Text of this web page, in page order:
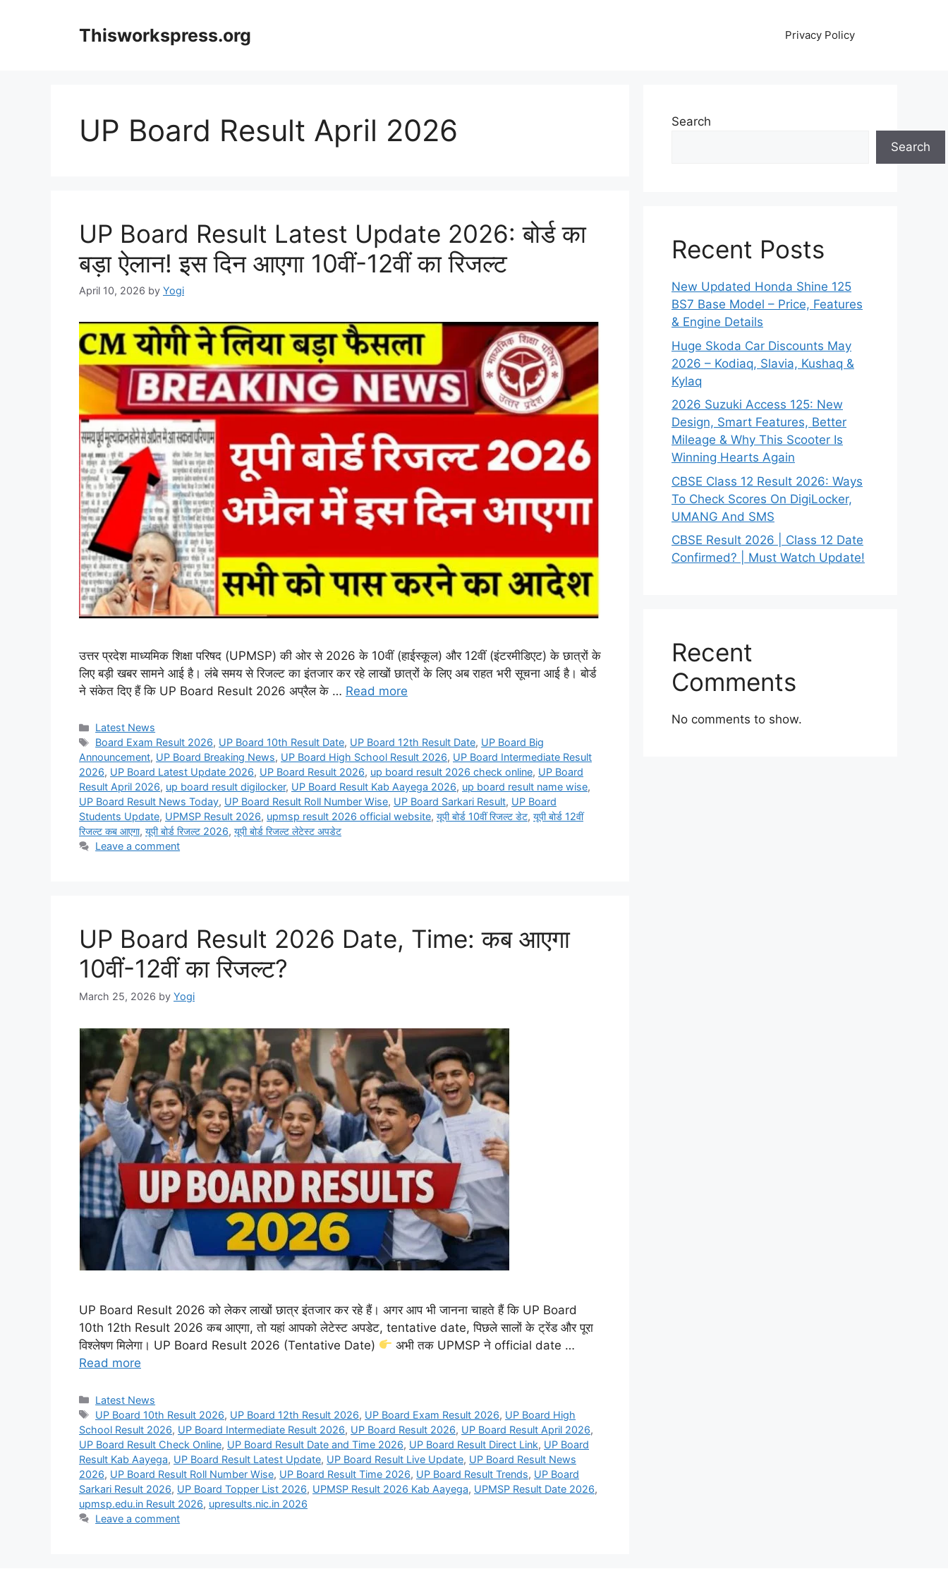
Thisworkspress.org Privacy Policy
UP Board Result April 2026
UP Board Result Latest Update 2026: बोर्ड का
बड़ा ऐलान! इस दिन आएगा 10वीं-12वीं का रिजल्ट
April 10, 2026 by Yogi
उत्तर प्रदेश माध्यमिक शिक्षा परिषद (UPMSP) की ओर से 2026 के 10वीं (हाईस्कूल) और 12वीं (इंटरमीडिएट) के छात्रों के
लिए बड़ी खबर सामने आई है। लंबे समय से रिजल्ट का इंतजार कर रहे लाखों छात्रों के लिए अब राहत भरी सूचना आई है। बोर्ड
ने संकेत दिए हैं कि UP Board Result 2026 अप्रैल के … Read more
Categories
Latest News
Tags
Board Exam Result 2026, UP Board 10th Result Date, UP Board 12th Result Date, UP Board Big
Announcement, UP Board Breaking News, UP Board High School Result 2026, UP Board Intermediate Result
2026, UP Board Latest Update 2026, UP Board Result 2026, up board result 2026 check online, UP Board
Result April 2026, up board result digilocker, UP Board Result Kab Aayega 2026, up board result name wise,
UP Board Result News Today, UP Board Result Roll Number Wise, UP Board Sarkari Result, UP Board
Students Update, UPMSP Result 2026, upmsp result 2026 official website, यूपी बोर्ड 10वीं रिजल्ट डेट, यूपी बोर्ड 12वीं
रिजल्ट कब आएगा, यूपी बोर्ड रिजल्ट 2026, यूपी बोर्ड रिजल्ट लेटेस्ट अपडेट
Leave a comment
UP Board Result 2026 Date, Time: कब आएगा
10वीं-12वीं का रिजल्ट?
March 25, 2026 by Yogi
UP Board Result 2026 को लेकर लाखों छात्र इंतजार कर रहे हैं। अगर आप भी जानना चाहते हैं कि UP Board
10th 12th Result 2026 कब आएगा, तो यहां आपको लेटेस्ट अपडेट, tentative date, पिछले सालों के ट्रेंड और पूरा
विश्लेषण मिलेगा। UP Board Result 2026 (Tentative Date)
अभी तक UPMSP ने official date …
Read more
Categories
Latest News
Tags
UP Board 10th Result 2026, UP Board 12th Result 2026, UP Board Exam Result 2026, UP Board High
School Result 2026, UP Board Intermediate Result 2026, UP Board Result 2026, UP Board Result April 2026,
UP Board Result Check Online, UP Board Result Date and Time 2026, UP Board Result Direct Link, UP Board
Result Kab Aayega, UP Board Result Latest Update, UP Board Result Live Update, UP Board Result News
2026, UP Board Result Roll Number Wise, UP Board Result Time 2026, UP Board Result Trends, UP Board
Sarkari Result 2026, UP Board Topper List 2026, UPMSP Result 2026 Kab Aayega, UPMSP Result Date 2026,
upmsp.edu.in Result 2026, upresults.nic.in 2026
Leave a comment
Search
Search
Recent Posts
New Updated Honda Shine 125
BS7 Base Model – Price, Features
& Engine Details
Huge Skoda Car Discounts May
2026 – Kodiaq, Slavia, Kushaq &
Kylaq
2026 Suzuki Access 125: New
Design, Smart Features, Better
Mileage & Why This Scooter Is
Winning Hearts Again
CBSE Class 12 Result 2026: Ways
To Check Scores On DigiLocker,
UMANG And SMS
CBSE Result 2026 | Class 12 Date
Confirmed? | Must Watch Update!
Recent
Comments
No comments to show.